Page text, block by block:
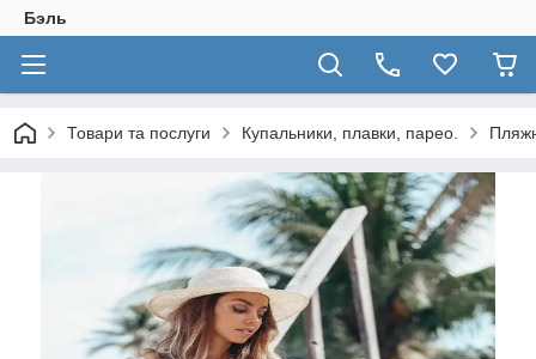
Бэль
Товари та послуги Купальники, плавки, парео.